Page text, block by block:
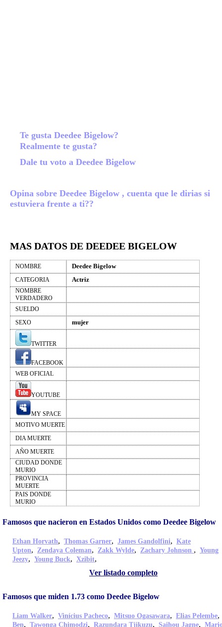
Te gusta Deedee Bigelow?
Realmente te gusta?
Dale tu voto a Deedee Bigelow
Opina sobre Deedee Bigelow , cuenta que le dirias si
estuviera frente a ti??
MAS DATOS DE DEEDEE BIGELOW
NOMBRE Deedee Bigelow
CATEGORIA Actriz
NOMBRE
VERDADERO
SUELDO
SEXO
mujer
TWITTER
FACEBOOK
WEB OFICIAL
YOUTUBE
MY SPACE
MOTIVO MUERTE
DIA MUERTE
AÑO MUERTE
CIUDAD DONDE
MURIO
PROVINCIA
MUERTE
PAIS DONDE
MURIO
Famosos que nacieron en Estados Unidos como Deedee Bigelow
Ethan Horvath, Thomas Garner, James Gandolfini, Kate
Upton, Zendaya Coleman, Zakk Wylde, Zachary Johnson , Young
Jeezy, Young Buck, Xzibit,
Ver listado completo
Famosos que miden 1.73 como Deedee Bigelow
Liam Walker, Vinícius Pacheco, Mitsuo Ogasawara, Elias Pelembe
Ben, Tawonga Chimodzi, Razundara Tjikuzu, Saihou Jagne,